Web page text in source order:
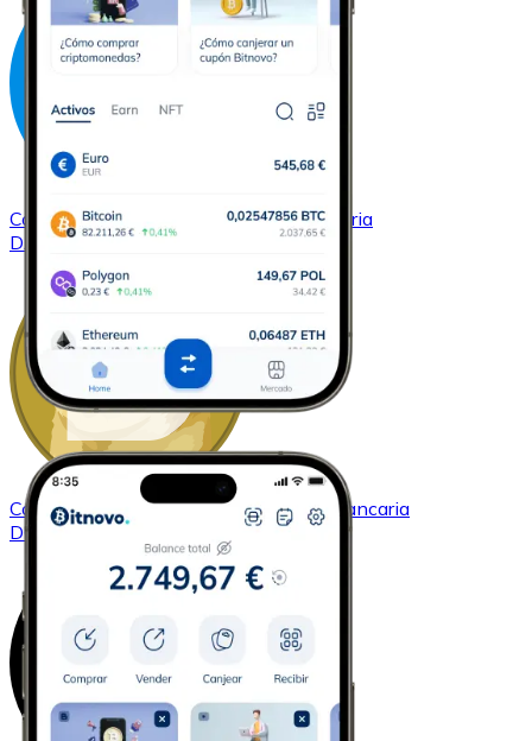
ComprarDash
con transferencia bancaria
DASH
ComprarDogecoincon transferencia bancaria
DOGE